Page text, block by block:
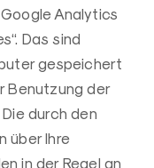
Analytics
Das sind
gespeichert
Benutzung der
durch den
über Ihre
in der Regel an